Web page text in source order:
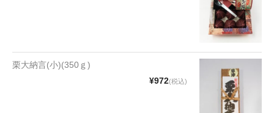
漬物・佃煮
栗大納言(小)(350ｇ)
¥972(税込)